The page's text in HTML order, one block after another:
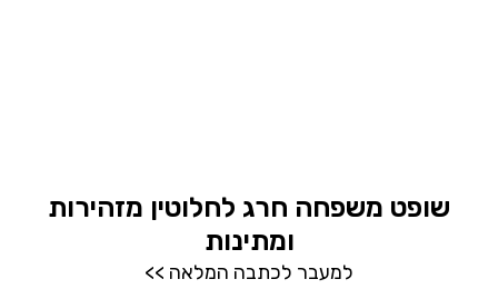
שופט משפחה חרג לחלוטין מזהירות
ומתינות
למעבר לכתבה המלאה >>